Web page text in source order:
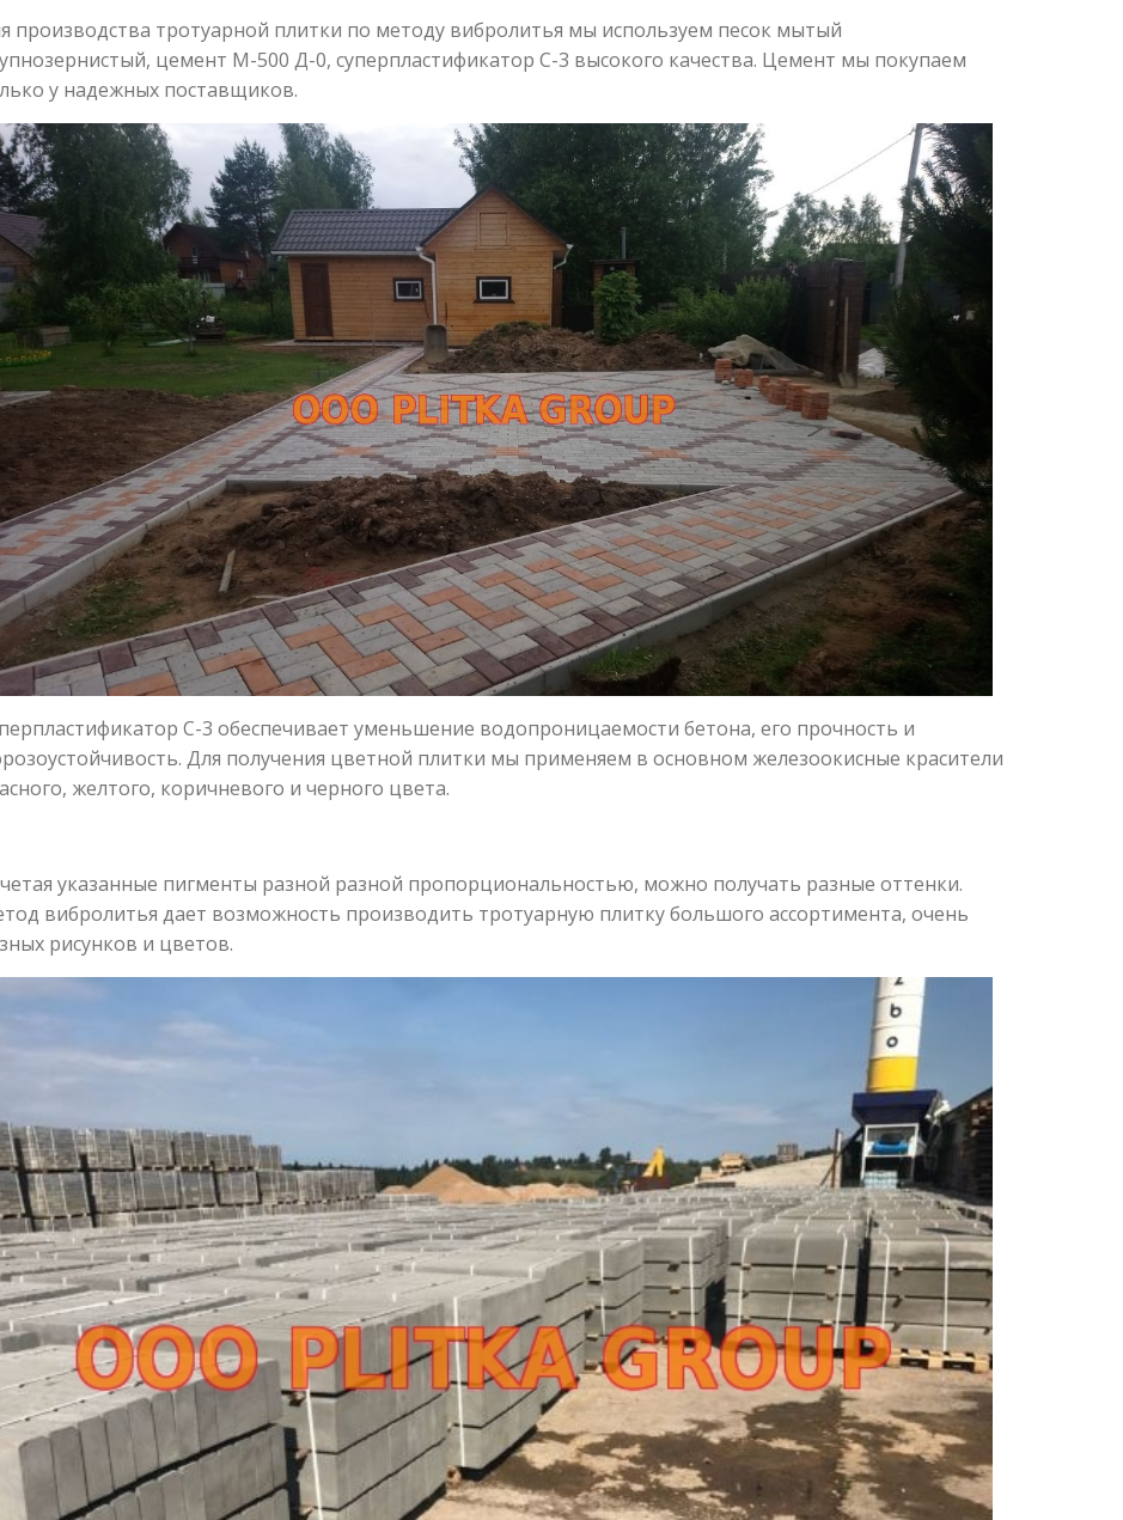
производства тротуарной плитки по методу вибролитья мы используем песок мытый
цемент М-500 Д-0, суперпластификатор С-3 высокого качества. Цемент мы покупаем
у надежных поставщиков.
С-3 обеспечивает уменьшение водопроницаемости бетона, его прочность и
Для получения цветной плитки мы применяем в основном железоокисные красители
желтого, коричневого и черного цвета.
указанные пигменты разной разной пропорциональностью, можно получать разные оттенки.
вибролитья дает возможность производить тротуарную плитку большого ассортимента, очень
рисунков и цветов.